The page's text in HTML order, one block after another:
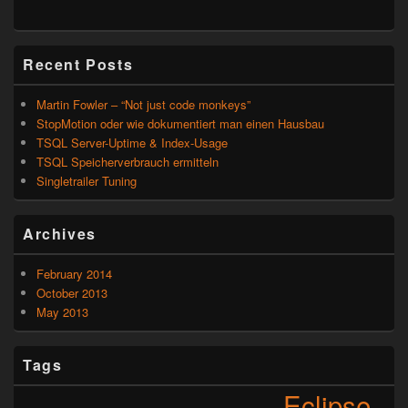
Recent Posts
Martin Fowler – “Not just code monkeys”
StopMotion oder wie dokumentiert man einen Hausbau
TSQL Server-Uptime & Index-Usage
TSQL Speicherverbrauch ermitteln
Singletrailer Tuning
Archives
February 2014
October 2013
May 2013
Tags